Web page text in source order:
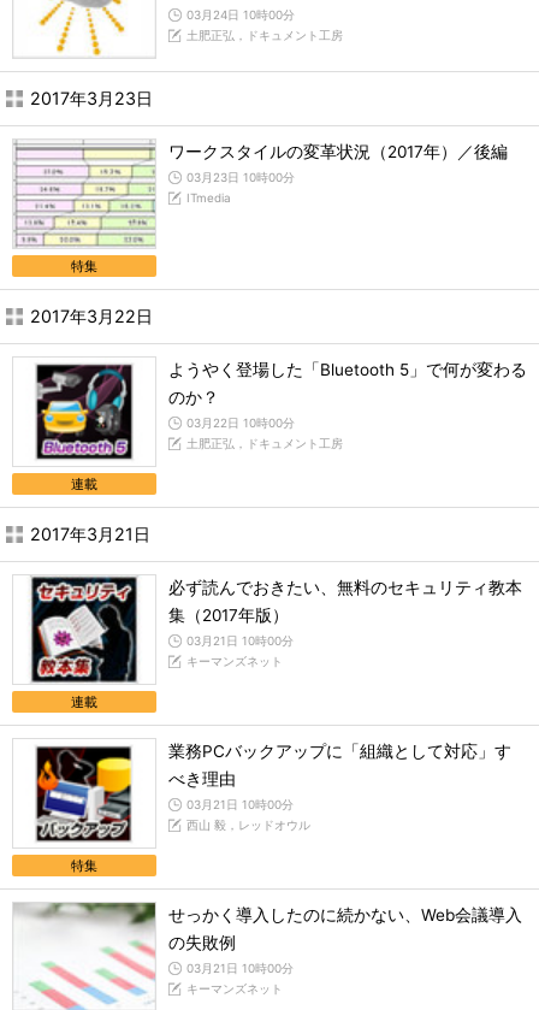
03月24日 10時00分
土肥正弘，ドキュメント工房
2017年3月23日
特集
ワークスタイルの変革状況（2017年）／後編
03月23日 10時00分
ITmedia
2017年3月22日
連載
ようやく登場した「Bluetooth 5」で何が変わる
のか？
03月22日 10時00分
土肥正弘，ドキュメント工房
2017年3月21日
連載
必ず読んでおきたい、無料のセキュリティ教本
集（2017年版）
03月21日 10時00分
キーマンズネット
特集
業務PCバックアップに「組織として対応」す
べき理由
03月21日 10時00分
西山 毅，レッドオウル
せっかく導入したのに続かない、Web会議導入
の失敗例
03月21日 10時00分
キーマンズネット